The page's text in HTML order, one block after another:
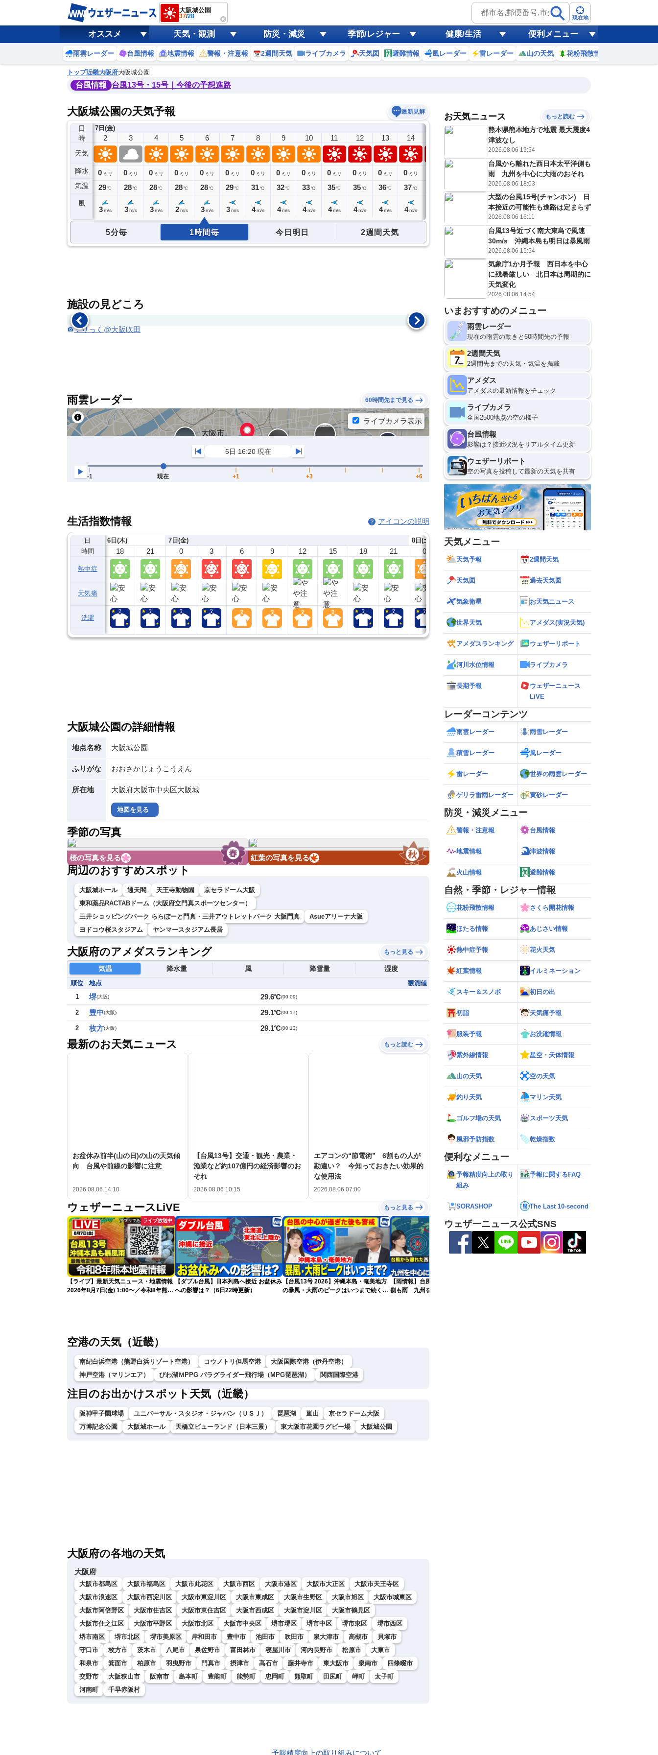
大阪城公園
37/28 現在地
オススメ 天気・観測 防災・減災 季節/レジャー 健康/生活 便利メニュー
雨雲レーダー 台風情報 地震情報 警報・注意報 2週間天気 ライブカメラ 天気図 避難情報 風レーダー 雷レーダー 山の天気 花粉飛散情報
トップ近畿大阪府大阪城公園
台風情報 台風13号・15号｜今後の予想進路
大阪城公園の天気予報 最新見解
日
時
天気
降水
気温
風
7日(金)
1
0ミリ
29℃
2
0 ミリ
29℃
3 m/s
3
0 ミリ
28℃
3 m/s
4
0 ミリ
28℃
3 m/s
5
0 ミリ
28℃
2 m/s
6
0 ミリ
28℃
3 m/s
7
0 ミリ
29℃
3 m/s
8
0 ミリ
31℃
4 m/s
9
0 ミリ
32℃
4 m/s
10
0 ミリ
33℃
4 m/s
11
0 ミリ
35℃
4 m/s
12
0 ミリ
35℃
4 m/s
13
0 ミリ
36℃
4 m/s
14
0 ミリ
37℃
4 m/s
17
ミリ
34
m/s
18
0ミリ
33
4m/s
0ミリ
31
4 m/s
0ミリ
3m/s
0
3m/s
5分毎 1時間毎 今日明日 2週間天気
施設の見どころ
：りっく@大阪吹田
雨雲レーダー 60時間先まで見る
生活指数情報 アイコンの説明
日
時間
熱中症
天気痛
洗濯
6日(木)
18 21
7日(金)
0 3 6 9 12 15 18 21
8日(土)
0
大阪城公園の詳細情報
地点名称 大阪城公園
ふりがな おおさかじょうこうえん
所在地 大阪府大阪市中央区大阪城
地図を見る
季節の写真
桜の写真を見る 紅葉の写真を見る
周辺のおすすめスポット
大阪城ホール 通天閣 天王寺動物園
京セラドーム大阪
東和薬品RACTABドーム（大阪府立門真スポーツセンター）
三井ショッピングパーク ららぽーと門真・三井アウトレットパーク 大阪門真
Asueアリーナ大阪
ヨドコウ桜スタジアム
ヤンマースタジアム長居
大阪府のアメダスランキング もっと見る
気温 降水量 風 降雪量 湿度
順位 地点
観測値
1
堺(大阪) 29.6℃(00:09)
2 豊中(大阪) 29.1℃(00:17)
2 枚方(大阪) 29.1℃(00:13)
最新のお天気ニュース もっと読む
お盆休み前半(山の日)の山の天気傾
向 台風や前線の影響に注意
2026.08.06 14:10
【台風13号】交通・観光・農業・
漁業など約107億円の経済影響のお
それ
2026.08.06 10:15
エアコンの“節電術” 6割もの人が
勘違い？ 今知っておきたい効果的
な使用法
2026.08.06 07:00
ウェザーニュースLiVE もっと見る
ライブ放送中
【ライブ】最新天気ニュース・地震情報
2026年8月7日(金) 1:00〜／令和8年熊本
【ダブル台風】日本列島へ接近 お盆休み
への影響は？（6日22時更新）
【台風13号 2026】沖縄本島・奄美地方
の暴風・大雨のピークはいつまで続く？
【雨情報】台風から離れた西日本太平洋
側も雨 九州を中心に大雨のおそれ
空港の天気（近畿）
南紀白浜空港（熊野白浜リゾート空港） コウノトリ但馬空港
大阪国際空港（伊丹空港）
神戸空港（マリンエア）
びわ湖ＭPPG パラグライダー飛行場（MPG琵琶湖） 関西国際空港
注目のお出かけスポット天気（近畿）
阪神甲子園球場 ユニバーサル・スタジオ・ジャパン（ＵＳＪ） 琵琶湖 嵐山
京セラドーム大阪
万博記念公園
大阪城ホール 天橋立ビューランド（日本三景） 東大阪市花園ラグビー場 大阪城公園
大阪府の各地の天気
大阪府
大阪市都島区 大阪市福島区 大阪市此花区 大阪市西区 大阪市港区 大阪市大正区
大阪市天王寺区
大阪市浪速区
大阪市西淀川区 大阪市東淀川区 大阪市東成区 大阪市生野区 大阪市旭区
大阪市城東区
大阪市阿倍野区
大阪市住吉区 大阪市東住吉区 大阪市西成区 大阪市淀川区
大阪市鶴見区
大阪市住之江区
大阪市平野区 大阪市北区 大阪市中央区 堺市堺区 堺市中区 堺市東区
堺市西区
堺市南区
堺市北区 堺市美原区 岸和田市 豊中市 池田市 吹田市 泉大津市 高槻市
貝塚市
守口市
枚方市 茨木市 八尾市 泉佐野市 富田林市 寝屋川市 河内長野市 松原市
大東市
和泉市
箕面市 柏原市 羽曳野市 門真市 摂津市 高石市 藤井寺市 東大阪市 泉南市
四條畷市
交野市
大阪狭山市 阪南市 島本町 豊能町 能勢町 忠岡町 熊取町 田尻町 岬町
太子町
河南町
千早赤阪村
お天気ニュース もっと読む
熊本県熊本地方で地震 最大震度4
津波なし
2026.08.06 19:54
台風から離れた西日本太平洋側も
雨 九州を中心に大雨のおそれ
2026.08.06 18:03
大型の台風15号(チャンホン) 日
本接近の可能性も進路は定まらず
2026.08.06 16:11
台風13号近づく南大東島で風速
30m/s 沖縄本島も明日は暴風雨
2026.08.06 15:54
気象庁1か月予報 西日本を中心
に残暑厳しい 北日本は周期的に
天気変化
2026.08.06 14:54
いまおすすめのメニュー
雨雲レーダー
現在の雨雲の動きと60時間先の予報
2週間天気
2週間先までの天気・気温を掲載
アメダス
アメダスの最新情報をチェック
ライブカメラ
全国2500地点の空の様子
台風情報
影響は？接近状況をリアルタイム更新
ウェザーリポート
空の写真を投稿して最新の天気を共有
天気メニュー
天気予報 2週間天気
天気図 過去天気図
気象衛星 お天気ニュース
世界天気 アメダス(実況天気)
アメダスランキング ウェザーリポート
河川水位情報 ライブカメラ
長期予報
ウェザーニュース
LiVE
レーダーコンテンツ
雨雲レーダー 雨雪レーダー
積雪レーダー 風レーダー
雷レーダー 世界の雨雲レーダー
ゲリラ雷雨レーダー 黄砂レーダー
防災・減災メニュー
警報・注意報 台風情報
地震情報 津波情報
火山情報 避難情報
自然・季節・レジャー情報
花粉飛散情報 さくら開花情報
ほたる情報 あじさい情報
熱中症予報 花火天気
紅葉情報 イルミネーション
スキー＆スノボ 初日の出
初詣 天気痛予報
服装予報 お洗濯情報
紫外線情報 星空・天体情報
山の天気 空の天気
釣り天気 マリン天気
ゴルフ場の天気 スポーツ天気
風邪予防指数 乾燥指数
便利なメニュー
予報精度向上の取り
組み
予報に関するFAQ
SORASHOP The Last 10-second
ウェザーニュース公式SNS
予報精度向上の取り組みについて